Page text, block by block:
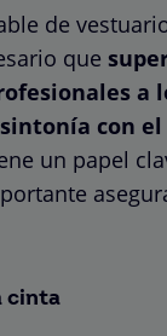
de
que
a
con
un papel
cinta